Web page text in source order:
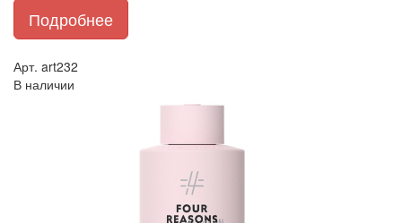
Подробнее
Арт. art232
В наличии